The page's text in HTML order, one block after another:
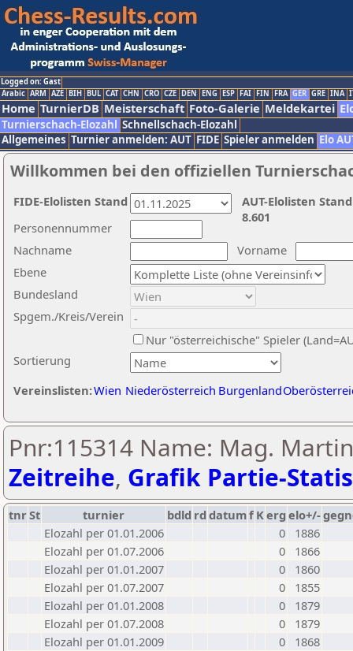
Logged on: Gast
Arabic ARM AZE BIH BUL CAT CHN CRO CZE DEN ENG ESP FAI FIN FRA GER GRE INA
Home TurnierDB Meisterschaft Foto-Galerie Meldekartei
Turnierschach-Elozahl Schnellschach-Elozahl
Allgemeines Turnier anmelden: AUT FIDE Spieler anmelden Elo
Willkommen bei den offiziellen
Nachname
Vorname
Ebene
Sortierung
Personennummer
Bundesland
Spgem./Kreis/Verein
Nur "österreichische" Spieler
Vereinslisten:Wien Niederösterreich Burgenland
AUT-Elolisten
8.601
FIDE-Elolisten Stand
Pnr:115314 Name: Mag.
Zeitreihe, Grafik Partie-
tnrSt turnier bdld rd datumf Kerg elo+/-
Elozahl per 01.01.2006
0
1886
Elozahl per 01.07.2006
0
1866
Elozahl per 01.01.2007
0
1860
Elozahl per 01.07.2007
0
1855
Elozahl per 01.01.2008
0
1879
Elozahl per 01.07.2008
0
1879
Elozahl per 01.01.2009
0
1868